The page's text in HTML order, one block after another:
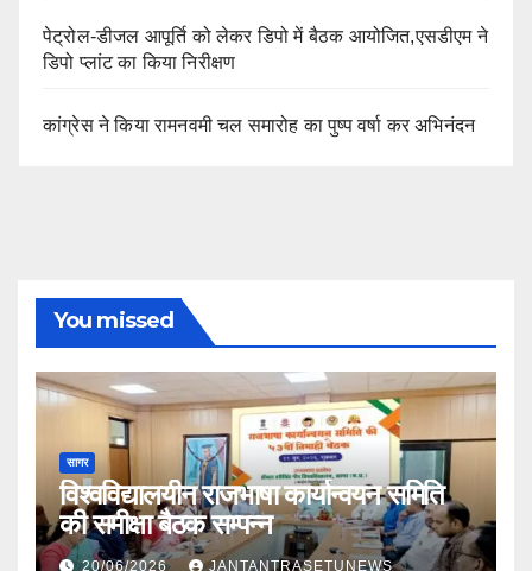
पेट्रोल-डीजल आपूर्ति को लेकर डिपो में बैठक आयोजित,एसडीएम ने
डिपो प्लांट का किया निरीक्षण
कांग्रेस ने किया रामनवमी चल समारोह का पुष्प वर्षा कर अभिनंदन
You missed
सागर
विश्वविद्यालयीन राजभाषा कार्यान्वयन समिति
की समीक्षा बैठक सम्पन्न
20/06/2026 JANTANTRASETUNEWS